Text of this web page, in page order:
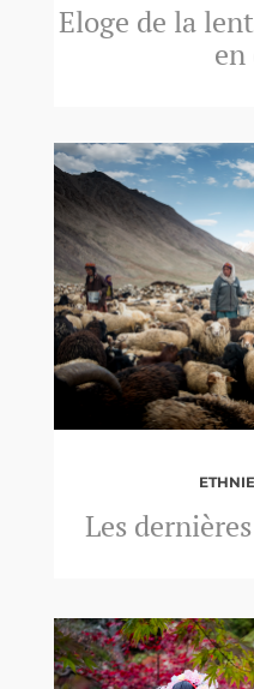
Eloge de la
en
Les